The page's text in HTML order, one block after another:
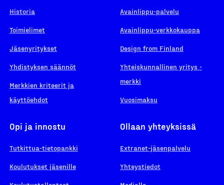
Historia
Toimielimet
Jäsenyritykset
Yhdistyksen säännöt
Merkkien kriteerit ja
käyttöehdot
Avainlippu-palvelu
Avainlippu-verkkokauppa
Design from Finland
Yhteiskunnallinen yritys -
merkki
Vuosimaksu
Opi ja innostu
Tutkittua-tietopankki
Koulutukset jäsenille
Ollaan yhteyksissä
Extranet-jäsenpalvelu
Yhteystiedot